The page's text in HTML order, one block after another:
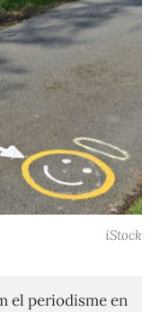
iStock
el periodisme en